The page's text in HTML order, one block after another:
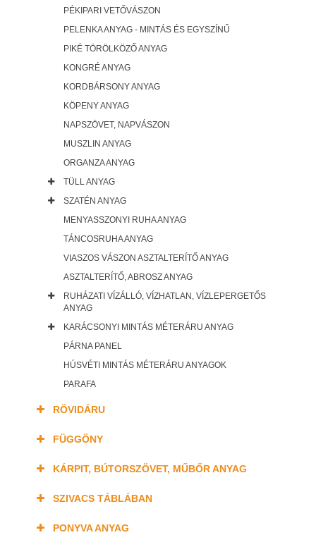
PÉKIPARI VETŐVÁSZON
PELENKA ANYAG - MINTÁS ÉS EGYSZÍNŰ
PIKÉ TÖRÖLKÖZŐ ANYAG
KONGRÉ ANYAG
KORDBÁRSONY ANYAG
KÖPENY ANYAG
NAPSZÖVET, NAPVÁSZON
MUSZLIN ANYAG
ORGANZA ANYAG
TÜLL ANYAG
SZATÉN ANYAG
MENYASSZONYI RUHA ANYAG
TÁNCOSRUHA ANYAG
VIASZOS VÁSZON ASZTALTERÍTŐ ANYAG
ASZTALTERÍTŐ, ABROSZ ANYAG
RUHÁZATI VÍZÁLLÓ, VÍZHATLAN, VÍZLEPERGETŐS
ANYAG
KARÁCSONYI MINTÁS MÉTERÁRU ANYAG
PÁRNA PANEL
HÚSVÉTI MINTÁS MÉTERÁRU ANYAGOK
PARAFA
RÖVIDÁRU
FÜGGÖNY
KÁRPIT, BÚTORSZÖVET, MŰBŐR ANYAG
SZIVACS TÁBLÁBAN
PONYVA ANYAG